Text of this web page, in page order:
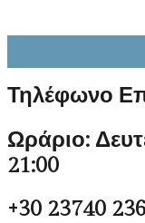
Τηλέφωνο
Ωράριο:
21:00
+30 23740